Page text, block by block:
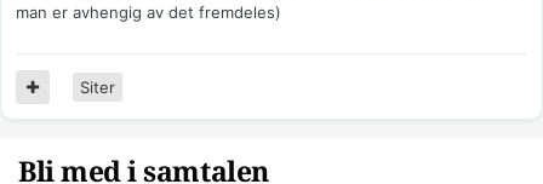
man er avhengig av det fremdeles)
Siter
Bli med i samtalen